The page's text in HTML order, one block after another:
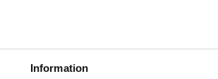
Information
fraktregion
Produkter